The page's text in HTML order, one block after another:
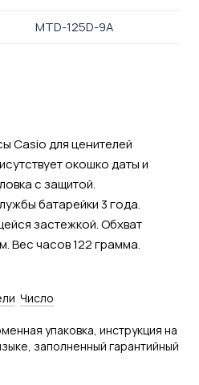
MTD-125D-9A
Casio для ценителей
окошко даты и
с защитой.
батарейки 3 года.
застежкой. Обхват
Вес часов 122 грамма.
Число
упаковка, инструкция на
заполненный гарантийный